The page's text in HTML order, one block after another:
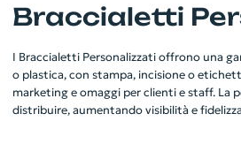
Braccialetti
I Braccialetti Personalizzati offrono una
o plastica, con stampa, incisione o
marketing e omaggi per clienti e staff. La
distribuire, aumentando visibilità e